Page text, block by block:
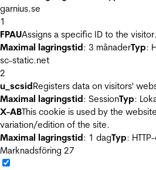
garnius.se
1
FPAUAssigns a specific ID to the
Maximal lagringstid: 3 månaderTyp:
sc-static.net
2
u_scsidRegisters data on visitors'
Maximal lagringstid: SessionTyp:
X-ABThis cookie is used by the
variation/edition of the site.
Maximal lagringstid: 1 dagTyp:
Marknadsföring 27